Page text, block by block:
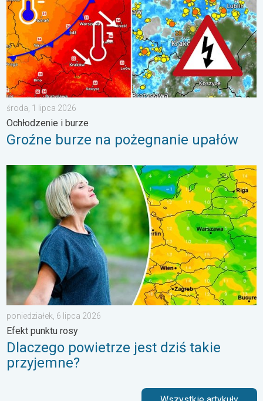
środa, 1 lipca 2026
Ochłodzenie i burze
Groźne burze na pożegnanie upałów
Dlaczego powietrze jest dziś takie przyjemne?. Efekt punktu
poniedziałek, 6 lipca 2026
Efekt punktu rosy
Dlaczego powietrze jest dziś takie
przyjemne?